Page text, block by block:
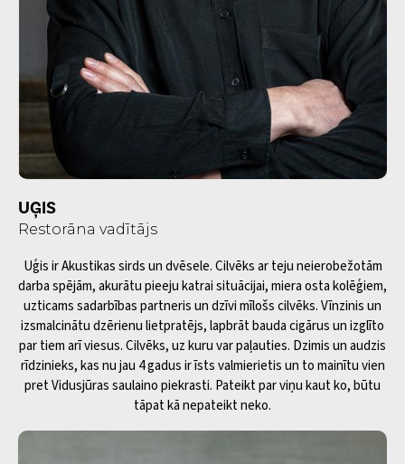
UĢIS
Restorāna vadītājs
Uģis ir Akustikas sirds un dvēsele. Cilvēks ar teju neierobežotām
darba spējām, akurātu pieeju katrai situācijai, miera osta kolēģiem,
uzticams sadarbības partneris un dzīvi mīlošs cilvēks. Vīnzinis un
izsmalcinātu dzērienu lietpratējs, lapbrāt bauda cigārus un izglīto
par tiem arī viesus. Cilvēks, uz kuru var paļauties. Dzimis un audzis
rīdzinieks, kas nu jau 4 gadus ir īsts valmierietis un to mainītu vien
pret Vidusjūras saulaino piekrasti. Pateikt par viņu kaut ko, būtu
tāpat kā nepateikt neko.